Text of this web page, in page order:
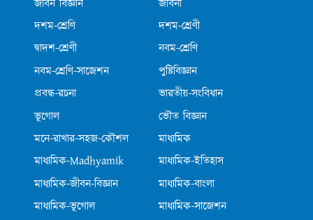
জীবন বিজ্ঞান
জীবনী
দশম-শ্রেণি
দশম-শ্রেণী
দ্বাদশ-শ্রেণী
নবম-শ্রেণি
নবম-শ্রেণি-সাজেশন
পুষ্টিবিজ্ঞান
প্রবন্ধ-রচনা
ভারতীয়-সংবিধান
ভূগোল
ভৌত বিজ্ঞান
মনে-রাখার-সহজ-কৌশল
মাধ্যমিক
মাধ্যমিক-Madhyamik
মাধ্যমিক-ইতিহাস
মাধ্যমিক-জীবন-বিজ্ঞান
মাধ্যমিক-বাংলা
মাধ্যমিক-ভূগোল
মাধ্যমিক-সাজেশন